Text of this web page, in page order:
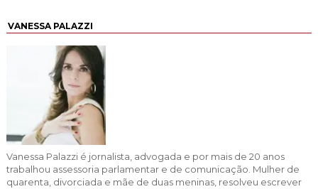
VANESSA PALAZZI
Vanessa Palazzi é jornalista, advogada e por mais de 20 anos
trabalhou assessoria parlamentar e de comunicação. Mulher de
quarenta, divorciada e mãe de duas meninas, resolveu escrever